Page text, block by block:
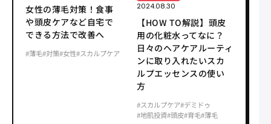
女性の薄毛対策！食事
や頭皮ケアなど自宅で
できる方法で改善へ
#薄毛#対策#女性#スカルプケア
2024.08.30
【HOW TO解説】頭皮
用の化粧水ってなに？
日々のヘアケアルーティ
ンに取り入れたいスカ
ルプエッセンスの使い
方
#スカルプケア#デミドゥ
#地肌投資#頭皮#育毛#薄毛